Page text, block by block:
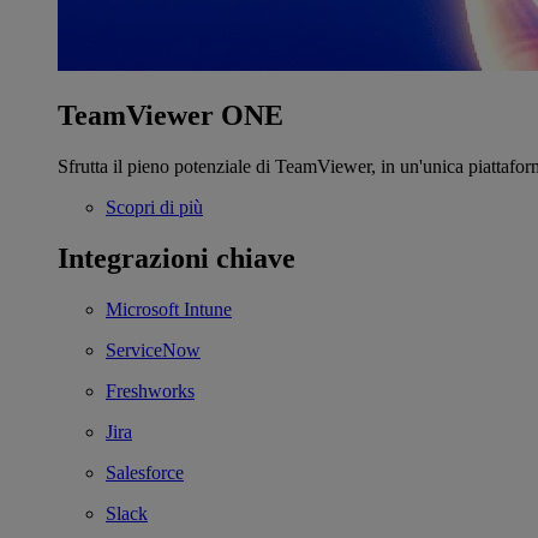
TeamViewer ONE
Sfrutta il pieno potenziale di TeamViewer, in un'unica
Scopri di più
Integrazioni chiave
Microsoft Intune
ServiceNow
Freshworks
Jira
Salesforce
Slack